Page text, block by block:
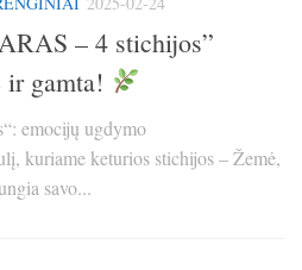
– 4 stichijos”
ir gamta!
emocijų ugdymo
kuriame keturios stichijos – Žemė,
savo...